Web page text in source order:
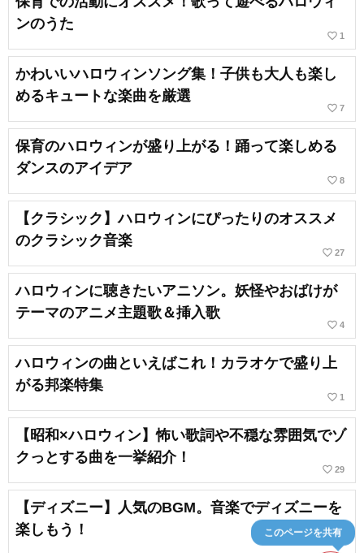
ンのうた
favorite_border 1
かわいいハロウィンソング集！子供も大人も楽し
めるキュートな楽曲を厳選
favorite_border 7
保育のハロウィンが盛り上がる！踊って楽しめる
ダンスのアイデア
favorite_border 8
【クラシック】ハロウィンにぴったりのオススメ
のクラシック音楽
favorite_border 27
ハロウィンに聴きたいアニソン。妖怪やおばけが
テーマのアニメ主題歌＆挿入歌
favorite_border 4
ハロウィンの曲といえばこれ！カラオケで盛り上
がる邦楽特集
favorite_border 1
【昭和×ハロウィン】怖い歌詞や不穏な雰囲気でゾ
クっとする曲を一挙紹介！
favorite_border 29
【ディズニー】人気のBGM。音楽でディズニーを
楽しもう！
このページを共有